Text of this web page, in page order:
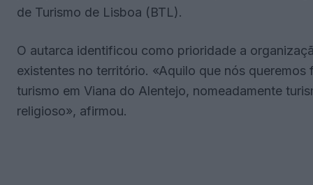
de Turismo de Lisboa (BTL).
O autarca identificou como prioridade a
existentes no território. «Aquilo que nós
turismo em Viana do Alentejo, nomeadamente
religioso», afirmou.